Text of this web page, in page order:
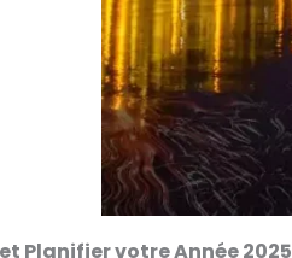
Planifier votre Année 2025